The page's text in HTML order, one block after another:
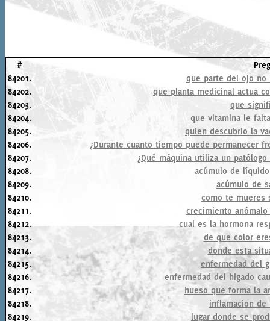
#
84201.
que parte del ojo no
84202.
que planta medicinal actua
84203.
que
84204.
que vitamina le
84205.
quien descubrio la
84206.
¿Durante cuanto tiempo puede permanecer
84207.
¿Qué máquina utiliza un
84208.
acúmulo de
84209.
acúmulo de
84210.
como te mueres
84211.
crecimiento
84212.
cual es la hormona
84213.
de que color
84214.
donde esta
84215.
enfermedad del
84216.
enfermedad del higado
84217.
hueso que forma la
84218.
inflamacion de
84219.
lugar donde se